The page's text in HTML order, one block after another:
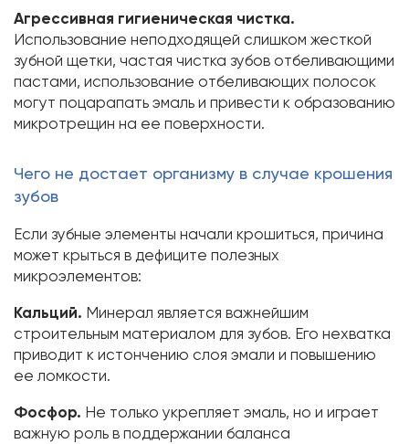
Агрессивная гигиеническая чистка.
Использование неподходящей слишком жесткой
зубной щетки, частая чистка зубов отбеливающими
пастами, использование отбеливающих полосок
могут поцарапать эмаль и привести к образованию
микротрещин на ее поверхности.
Чего не достает организму в случае крошения
зубов
Если зубные элементы начали крошиться, причина
может крыться в дефиците полезных
микроэлементов:
Кальций. Минерал является важнейшим
строительным материалом для зубов. Его нехватка
приводит к истончению слоя эмали и повышению
ее ломкости.
Фосфор. Не только укрепляет эмаль, но и играет
важную роль в поддержании баланса